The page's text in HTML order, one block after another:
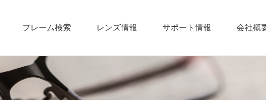
フレーム検索 レンズ情報 サポート情報 会社概